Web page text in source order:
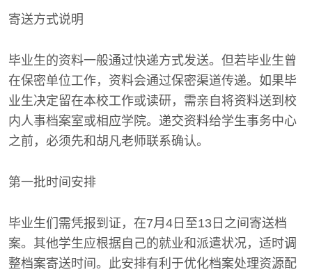
寄送方式说明
毕业生的资料一般通过快递方式发送。但若毕业生曾
在保密单位工作，资料会通过保密渠道传递。如果毕
业生决定留在本校工作或读研，需亲自将资料送到校
内人事档案室或相应学院。递交资料给学生事务中心
之前，必须先和胡凡老师联系确认。
第一批时间安排
毕业生们需凭报到证，在7月4日至13日之间寄送档
案。其他学生应根据自己的就业和派遣状况，适时调
整档案寄送时间。此安排有利于优化档案处理资源配